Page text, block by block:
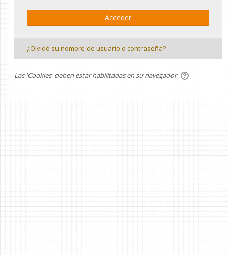
¿Olvidó su nombre de usuario o contraseña?
Las 'Cookies' deben estar habilitadas en su navegador